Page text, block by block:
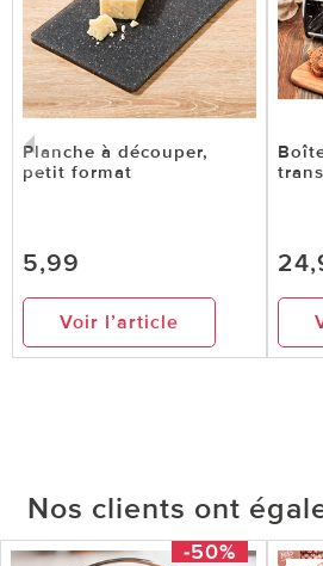
Planche à découper,
petit format
5,99
Voir l’article
Nos clients ont
-50%